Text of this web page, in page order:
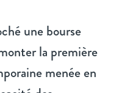
une bourse
la première
menée en